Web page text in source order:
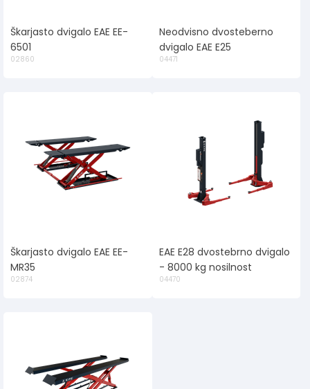
Škarjasto dvigalo EAE EE-
6501
02860
Neodvisno dvosteberno
dvigalo EAE E25
04471
Škarjasto dvigalo EAE EE-
MR35
02874
EAE E28 dvostebrno dvigalo
- 8000 kg nosilnost
04470